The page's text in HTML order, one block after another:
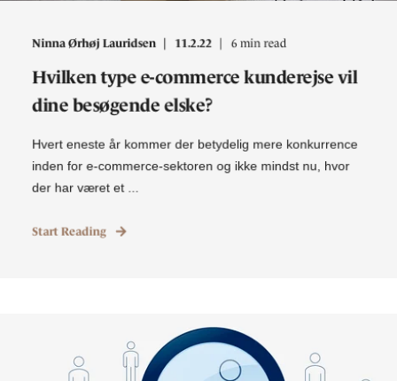
Ninna Ørhøj Lauridsen 11.2.22 6 min read
Hvilken type e-commerce kunderejse vil
dine besøgende elske?
Hvert eneste år kommer der betydelig mere konkurrence
inden for e-commerce-sektoren og ikke mindst nu, hvor
der har været et ...
Start Reading